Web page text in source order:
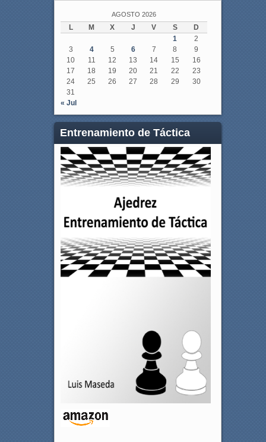
AGOSTO 2026
L M X J V S
D
1
2
3
4 5 6 7 8
9
10
11 12 13 14 15
16
17
18 19 20 21 22
23
24
25 26 27 28 29
30
31
« Jul
Entrenamiento de Táctica